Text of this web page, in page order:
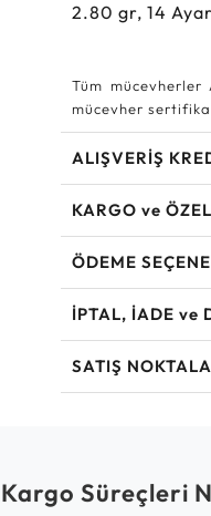
2.80gr,14
Tüm
mücevher
ALIŞVERİŞ
KARGO ve
ÖDEME
İPTAL, İADE ve
SATIŞ
Kargo Süreçleri